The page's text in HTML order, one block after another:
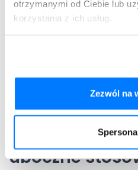
otrzymanymi od Ciebie lub
korzystania z ich usług.
Zezwól na
Podczas stosowania leku
skuteczną antykoncepcję.
nie
przerwać karmienie piersią
Może to powodować działania
Amizepin —
uboczne